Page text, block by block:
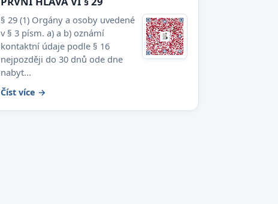
§ 29 (1) Orgány a osoby uvedené
v § 3 písm. a) a b) oznámí
kontaktní údaje podle § 16
nejpozději do 30 dnů ode dne
nabyt...
Číst více →